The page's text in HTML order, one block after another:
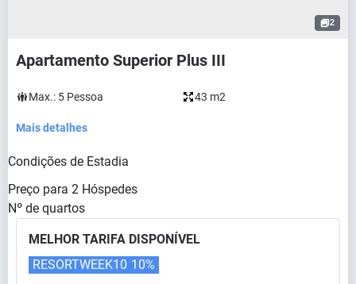
2
Apartamento Superior Plus III
Max.: 5 Pessoa 43 m2
Mais detalhes
Condições de Estadia
Preço para 2 Hóspedes
Nº de quartos
MELHOR TARIFA DISPONÍVEL
RESORTWEEK10 10%